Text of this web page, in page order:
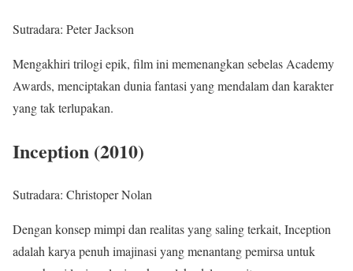
Sutradara: Peter Jackson
Mengakhiri trilogi epik, film ini memenangkan sebelas Academy
Awards, menciptakan dunia fantasi yang mendalam dan karakter
yang tak terlupakan.
Inception (2010)
Sutradara: Christoper Nolan
Dengan konsep mimpi dan realitas yang saling terkait, Inception
adalah karya penuh imajinasi yang menantang pemirsa untuk